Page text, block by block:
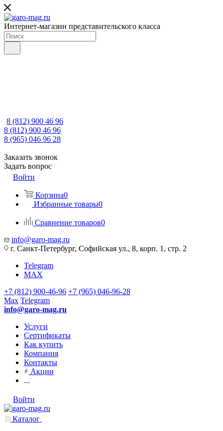
Интернет-магазин представительского класса
8 (812) 900 46 96
8 (812) 900 46 96
8 (965) 046 96 28
Заказать звонок
Задать вопрос
Войти
Корзина0
Избранные товары0
Сравнение товаров0
info@garo-mag.ru
г. Санкт-Петербург, Софийская ул., 8, корп. 1, стр. 2
Telegram
MAX
+7 (812) 900-46-96 +7 (965) 046-96-28
Max Telegram
info@garo-mag.ru
Услуги
Сертификаты
Как купить
Компания
Контакты
Акции
...
Войти
Каталог